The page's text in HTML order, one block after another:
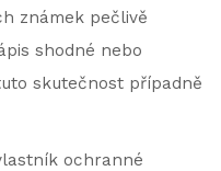
známek pečlivě
shodné nebo
skutečnost případně
ochranné